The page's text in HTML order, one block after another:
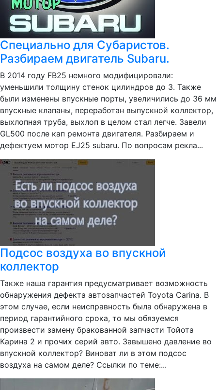
Специально для Субаристов.
Разбираем двигатель Subaru.
В 2014 году FB25 немного модифицировали:
уменьшили толщину стенок цилиндров до 3. Также
были изменены впускные порты, увеличились до 36 мм
впускные клапаны, переработан выпускной коллектор,
выхлопная труба, выхлоп в целом стал легче. Завели
GL500 после кап ремонта двигателя. Разбираем и
дефектуем мотор EJ25 subaru. По вопросам рекла...
Подсос воздуха во впускной
коллектор
Также наша гарантия предусматривает возможность
обнаружения дефекта автозапчастей Toyota Carina. В
этом случае, если неисправность была обнаружена в
период гарантийного срока, то мы обязуемся
произвести замену бракованной запчасти Тойота
Карина 2 и прочих серий авто. Завышено давление во
впускной коллектор? Виноват ли в этом подсос
воздуха на самом деле? Ссылки по теме:...